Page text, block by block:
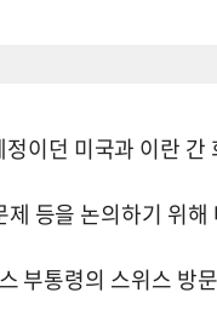
이던 미국과 이란 간
등을 논의하기 위해
부통령의 스위스 방